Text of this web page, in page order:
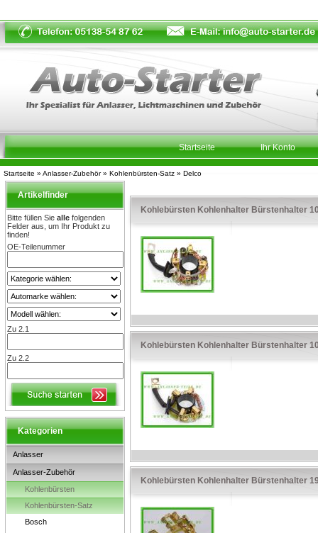
Startseite » Anlasser-Zubehör» Kohlenbürsten-Satz » Delco
Startseite Ihr Konto
Artikelfinder
Bitte füllen Sie alle folgenden
Felder aus, um Ihr Produkt zu
finden!
OE-Teilenummer
Zu 2.1
Zu 2.2
Kategorien
Anlasser
Anlasser-Zubehör
Kohlenbürsten
Kohlenbürsten-Satz
Bosch
Kohlebürsten Kohlenhalter Bürstenhalter
Kohlebürsten Kohlenhalter Bürstenhalter
Kohlebürsten Kohlenhalter Bürstenhalter